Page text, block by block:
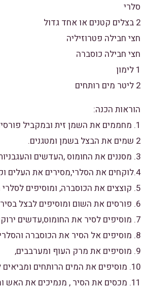
סלרי
2 בצלים קטנים או אחד גדול
חצי חבילה פטרוזיליה
חצי חבילה כוסברה
1 לימון
2 ליטר מים רותחים
הוראות הכנה:
1. מחממים את השמן זית ובמקביל פורסים את הבצל.
2 שמים את הבצל בשמן ומטגנים.
3. מסננים את החומוס ,העדשים והעגבניות מהנוזלים,.
4.לוקחים את הסלרי,מסירים את העלים וקוצצים.
5. קוצצים את הכוסברה, ומוסיפים לסלרי הקצוץ,
6. פורסים את השום ומוסיפים לבצל בסיר ומוסיפים את הכורכום,פפריקה,פלפל שחור ומערבבים היטב.
7. מוסיפים לסיר את החומוס,עדשים ירוקות, וקוביות העגבניות ומערבבים היטב.
8. מוסיפים אל הסיר את הכוסברה והסלרי וממשיכים לערבב.
9. מוסיפים את מרק העוף ומערבבים,
10. מוסיפים את המים הרותחים ומביאים לרתיחה.
11. מכסים את הסיר , מנמיכים את האש ומבשלים כ-20 דקות נוספות.